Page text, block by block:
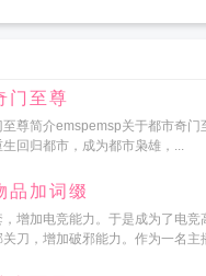
门至尊
至尊简介emspemsp关于都市奇门
回归都市，成为都市枭雄，...
品加词缀
，增加电竞能力。于是成为了电竞
刀，增加破邪能力。作为一名主